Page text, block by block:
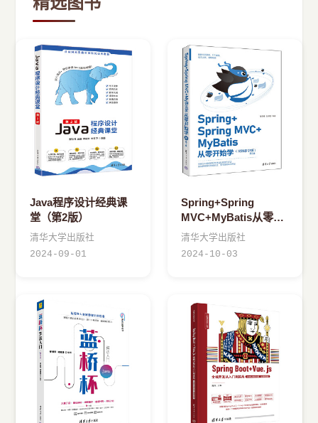
Java程序设计经典课
堂（第2版）
清华大学出版社
2024-09-01
Spring+Spring
MVC+MyBatis从零开
始学
清华大学出版社
2024-10-03